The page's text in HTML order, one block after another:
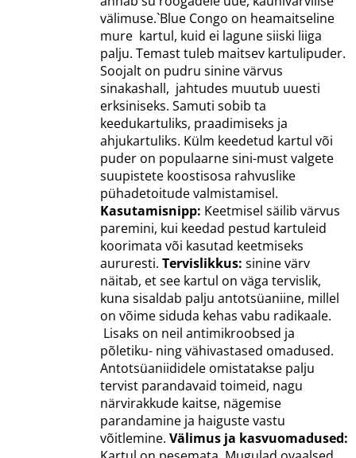
välimuse.`Blue Congo on heamaitseline
mure kartul, kuid ei lagune siiski liiga
palju. Temast tuleb maitsev kartulipuder.
Soojalt on pudru sinine värvus
sinakashall, jahtudes muutub uuesti
erksiniseks. Samuti sobib ta
keedukartuliks, praadimiseks ja
ahjukartuliks. Külm keedetud kartul või
puder on populaarne sini-must valgete
suupistete koostisosa rahvuslike
pühadetoitude valmistamisel.
Kasutamisnipp: Keetmisel säilib värvus
paremini, kui keedad pestud kartuleid
koorimata või kasutad keetmiseks
aururesti. Tervislikkus: sinine värv
näitab, et see kartul on väga tervislik,
kuna sisaldab palju antotsüaniine, millel
on võime siduda kehas vabu radikaale.
Lisaks on neil antimikroobsed ja
põletiku- ning vähivastased omadused.
Antotsüaniididele omistatakse palju
tervist parandavaid toimeid, nagu
närvirakkude kaitse, nägemise
parandamine ja haiguste vastu
võitlemine. Välimus ja kasvuomadused: